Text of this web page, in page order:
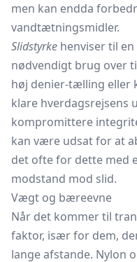
men kan endda
vandtætningsmidler.
Slidstyrke henviser til
nødvendigt brug over
høj denier-tælling eller
klare hverdagsrejsens
kompromittere
kan være udsat for at
det ofte for dette med
modstand mod slid.
Vægt og bæreevne
Når det kommer til
faktor, især for dem,
lange afstande. Nylon